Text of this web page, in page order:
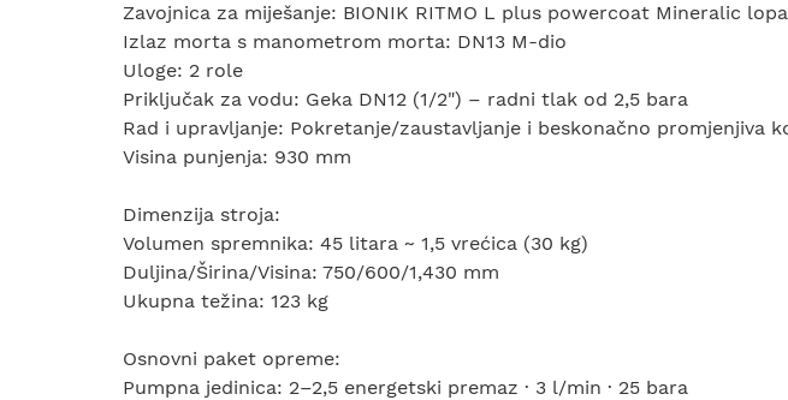
Zavojnica za miješanje: BIONIK RITMO L plus powercoat Mineralic
Izlaz morta s manometrom morta: DN13 M-dio
Uloge: 2 role
Priključak za vodu: Geka DN12 (1/2") – radni tlak od 2,5 bara
Rad i upravljanje: Pokretanje/zaustavljanje i beskonačno promjenjiva
Visina punjenja: 930 mm
Dimenzija stroja:
Volumen spremnika: 45 litara ~ 1,5 vrećica (30 kg)
Duljina/Širina/Visina: 750/600/1,430 mm
Ukupna težina: 123 kg
Osnovni paket opreme:
Pumpna jedinica: 2–2,5 energetski premaz · 3 l/min · 25 bara